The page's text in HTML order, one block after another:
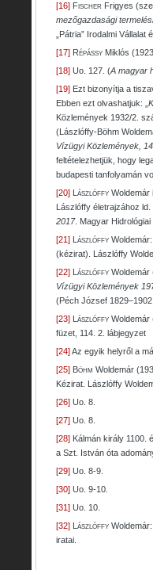
[16] Fischer Frigyes
mezőgazdasági
„Pátria” Irodalmi
[17] Répássy Miklós
[18] Uo. 127. (A magyar
[19] Ezt bizonyítja a
Ebben ezt olvashatjuk: „
Közlemények 1932/2.
(Lászlóffy-Böhm
Vízügyi Közlemények,
feltételezhetjük, hogy
budapesti tanfolyamán
[20] Lászlóffy Woldemár
Lászlóffy életrajzához ld.
2017. Magyar
[21] Lászlóffy
(kézirat). Lászlóffy
[22] Lászlóffy Woldemár
Vízügyi Közlemények
(Péch József
[23] Lászlóffy Woldemár
füzet, 114. 2. lábjegyzet
[24]Az egyik helyről a
[25] Böhm Woldemár
Kézirat. Lászlóffy
[26] Uo. 8.
[27] Uo. 8.
[28] Kálmán király 1100.
a Szt. István óta
[29] Uo. 8-9.
[30] Uo. 9-10.
[31] Uo. 10.
[32] Lászlóffy Woldemár:
iratai.